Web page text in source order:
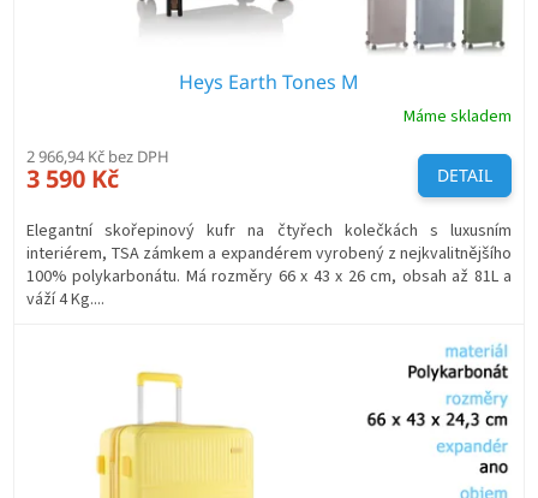
Heys Earth Tones M
Máme skladem
2 966,94 Kč bez DPH
3 590 Kč DETAIL
Elegantní skořepinový kufr na čtyřech kolečkách s luxusním
interiérem, TSA zámkem a expandérem vyrobený z nejkvalitnějšího
100% polykarbonátu. Má rozměry 66 x 43 x 26 cm, obsah až 81L a
váží 4 Kg....